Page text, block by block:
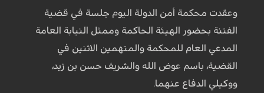
وعقدت محكمة أمن الدولة اليوم جلسة في قضية
الفتنة بحضور الهيئة الحاكمة وممثل النيابة العامة
المدعي العام للمحكمة والمتهمين الاثنين في
القضية، باسم عوض الله والشريف حسن بن زيد،
ووكيلي الدفاع عنهما.